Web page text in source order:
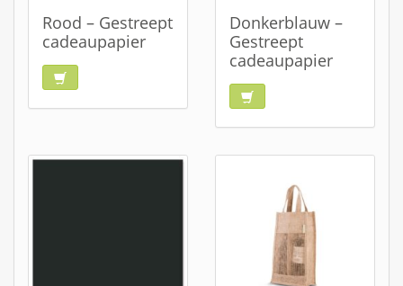
Rood – Gestreept
cadeaupapier
Donkerblauw –
Gestreept
cadeaupapier